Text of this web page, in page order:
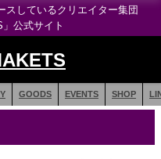
スしているクリエイター集団
」公式サイト
GOODS EVENTS SHOP